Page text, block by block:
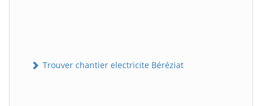
Trouver chantier electricite Béréziat